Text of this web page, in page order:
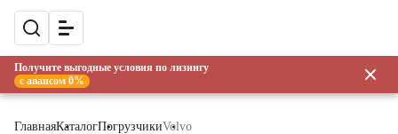
Получите выгодные условия по лизингу
с авансом 0%
ГлавнаяКаталогПогрузчикиVolvo